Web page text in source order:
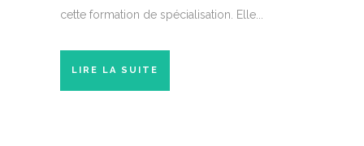
cette formation de spécialisation. Elle...
LIRE LA SUITE